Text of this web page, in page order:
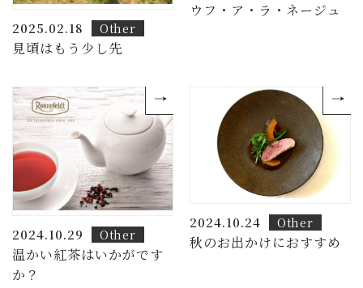
2025.02.18 Other
見頃はもう少し先
ウフ・ア・ラ・ネージュ
2024.10.29 Other
温かい紅茶はいかがです
か？
2024.10.24 Other
秋のお出かけにおすすめ